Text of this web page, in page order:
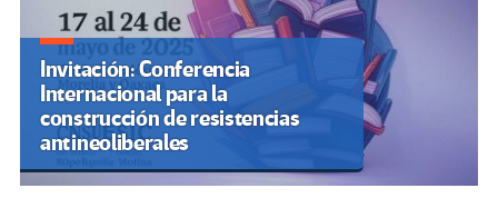
Invitación: Conferencia
Internacional para la
construcción de resistencias
antineoliberales